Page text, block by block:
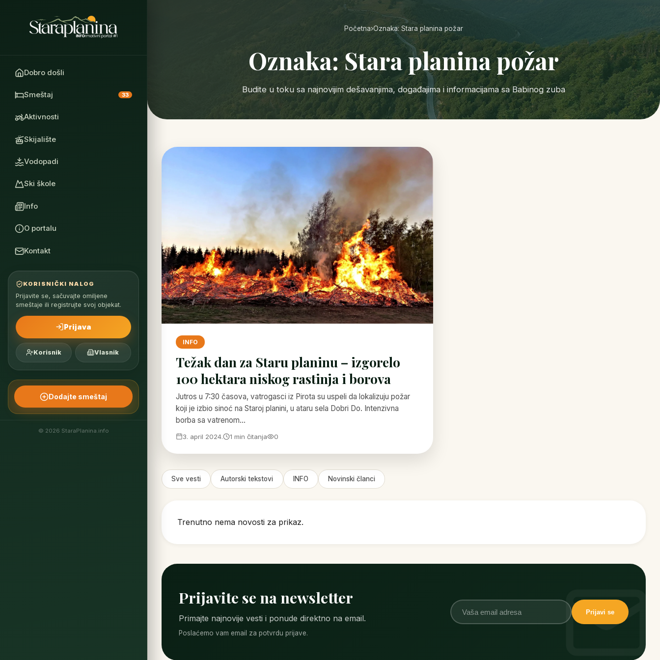
Dobro došli
Smeštaj 33
Aktivnosti
Skijalište
Vodopadi
Ski škole
Info
O portalu
Kontakt
KORISNIČKI NALOG
Prijavite se, sačuvajte omiljene
smeštaje ili registrujte svoj objekat.
Prijava
Korisnik Vlasnik
Dodajte smeštaj
© 2026 StaraPlanina.info
Početna›Oznaka: Stara planina požar
Oznaka: Stara planina požar
Budite u toku sa najnovijim dešavanjima, događajima i informacijama sa Babinog zuba
INFO
Težak dan za Staru planinu – izgorelo
100 hektara niskog rastinja i borova
Jutros u 7:30 časova, vatrogasci iz Pirota su uspeli da lokalizuju požar
koji je izbio sinoć na Staroj planini, u ataru sela Dobri Do. Intenzivna
borba sa vatrenom…
3. april 2024. 1 min čitanja 0
Sve vesti Autorski tekstovi INFO Novinski članci
Trenutno nema novosti za prikaz.
Prijavite se na newsletter
Primajte najnovije vesti i ponude direktno na email.
Poslaćemo vam email za potvrdu prijave.
Prijavi se